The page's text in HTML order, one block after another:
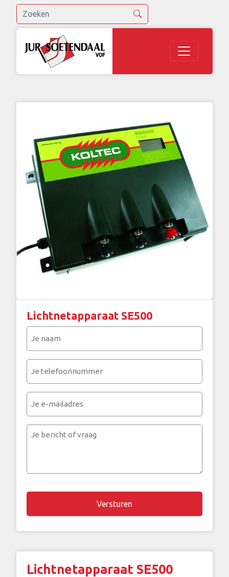
Lichtnetapparaat SE500
(Vereist)
(Vereist)
mailadres
Je
Chapta
Lichtnetapparaat SE500